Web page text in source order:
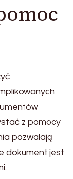
z pomocy
pozwalają
dokument jest